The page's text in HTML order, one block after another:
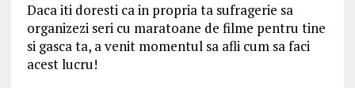
Daca iti doresti ca in propria ta sufragerie sa
organizezi seri cu maratoane de filme pentru tine
si gasca ta, a venit momentul sa afli cum sa faci
acest lucru!